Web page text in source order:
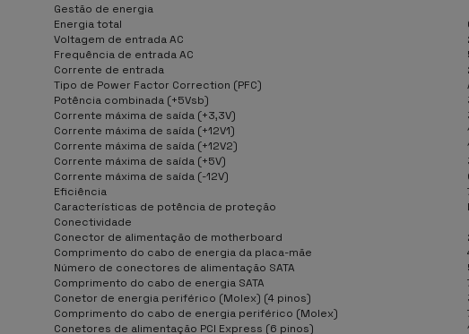
Gestão de energia
Energia total
Voltagem de entrada AC
Frequência de entrada AC
Corrente de entrada
Tipo de Power Factor Correction (PFC)
Potência combinada (+5Vsb)
Corrente máxima de saída (+3,3V)
Corrente máxima de saída (+12V1)
Corrente máxima de saída (+12V2)
Corrente máxima de saída (+5V)
Corrente máxima de saída (-12V)
Eficiência
Características de potência de proteção
Conectividade
Conector de alimentação de motherboard
Comprimento do cabo de energia da placa-mãe
Número de conectores de alimentação SATA
Comprimento do cabo de energia SATA
Conetor de energia periférico (Molex) (4 pinos)
Comprimento do cabo de energia periférico (Molex)
Conetores de alimentação PCI Express (6 pinos)